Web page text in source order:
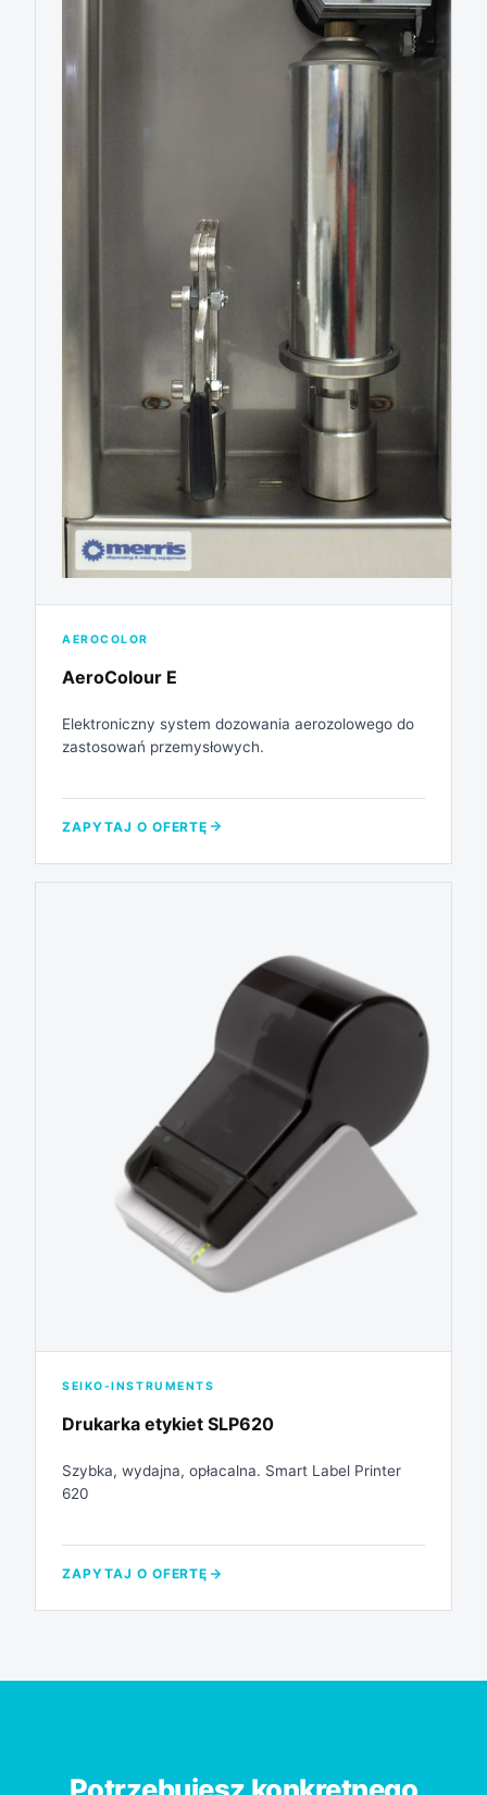
AEROCOLOR
AeroColour E
Elektroniczny system dozowania aerozolowego do
zastosowań przemysłowych.
ZAPYTAJ O OFERTĘ
SEIKO-INSTRUMENTS
Drukarka etykiet SLP620
Szybka, wydajna, opłacalna. Smart Label Printer
620
ZAPYTAJ O OFERTĘ